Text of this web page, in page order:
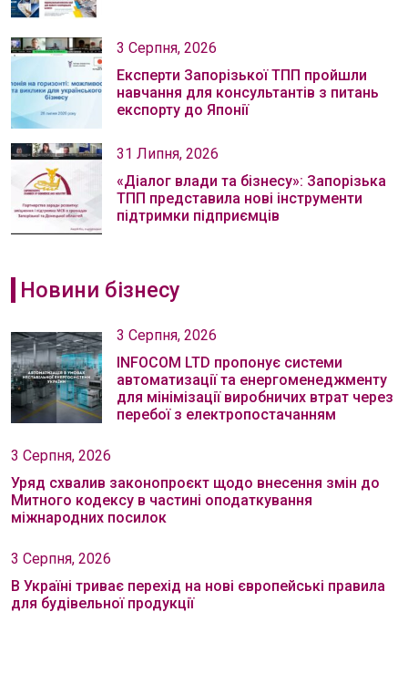
3 Серпня, 2026
Експерти Запорізької ТПП пройшли
навчання для консультантів з питань
експорту до Японії
31 Липня, 2026
«Діалог влади та бізнесу»: Запорізька
ТПП представила нові інструменти
підтримки підприємців
Новини бізнесу
3 Серпня, 2026
INFOCOM LTD пропонує системи
автоматизації та енергоменеджменту
для мінімізації виробничих втрат через
перебої з електропостачанням
3 Серпня, 2026
Уряд схвалив законопроєкт щодо внесення змін до
Митного кодексу в частині оподаткування
міжнародних посилок
3 Серпня, 2026
В Україні триває перехід на нові європейські правила
для будівельної продукції